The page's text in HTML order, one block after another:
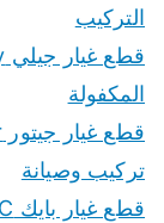
التركيب
المكفولة
تركيب وصيانة